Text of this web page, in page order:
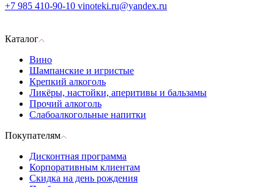
+7 985 410-90-10 vinoteki.ru@yandex.ru
Каталог
Вино
Шампанские и игристые
Крепкий алкоголь
Ликёры, настойки, аперитивы и бальзамы
Прочий алкоголь
Слабоалкогольные напитки
Покупателям
Дисконтная программа
Корпоративным клиентам
Скидка на день рождения